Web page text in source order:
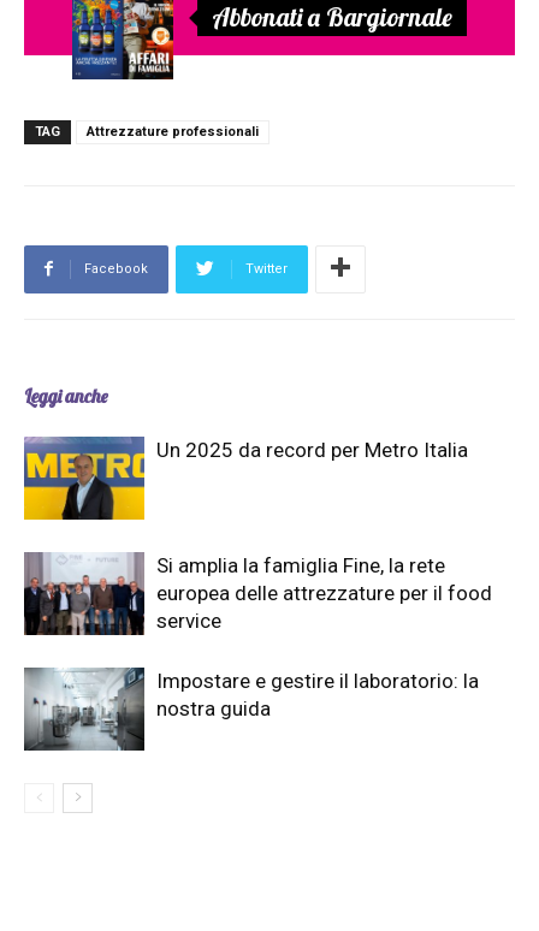
Abbonati a Bargiornale
TAG Attrezzature professionali
Facebook Twitter
Leggi anche
Un 2025 da record per Metro Italia
Si amplia la famiglia Fine, la rete
europea delle attrezzature per il food
service
Impostare e gestire il laboratorio: la
nostra guida